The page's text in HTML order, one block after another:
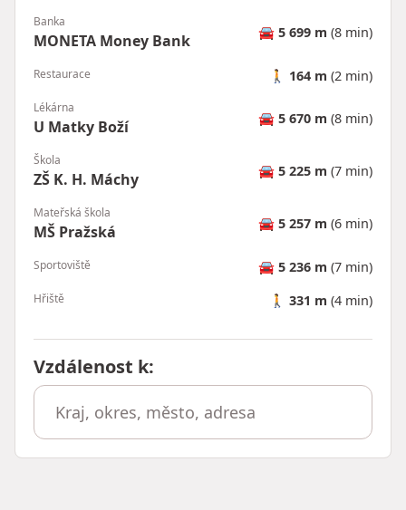
Banka
MONETA Money Bank 🚘 5 699 m (8 min)
Restaurace 🚶 164 m (2 min)
Lékárna
U Matky Boží 🚘 5 670 m (8 min)
Škola
ZŠ K. H. Máchy 🚘 5 225 m (7 min)
Mateřská škola
MŠ Pražská 🚘 5 257 m (6 min)
Sportoviště 🚘 5 236 m (7 min)
Hřiště 🚶 331 m (4 min)
Vzdálenost k: